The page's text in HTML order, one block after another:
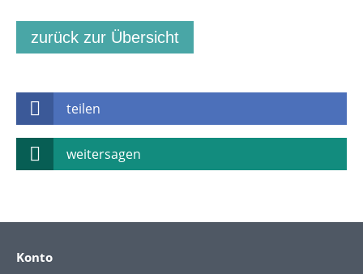
zurück zur Übersicht
teilen
weitersagen
Konto